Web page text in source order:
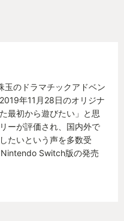
玉のドラマチックアドベン
年11月28日のオリジナ
最初から遊びたい」と思
ーが評価され、国内外で
たいという声を多数受
Switch版の発売